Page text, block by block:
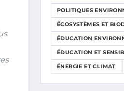
POLITIQUES
ÉCOSYSTÈMES ET
ÉDUCATION
ÉDUCATION ET
ÉNERGIE ET CLIMAT